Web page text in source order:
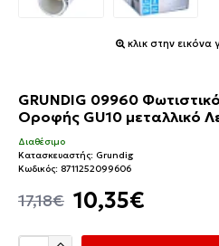
κλικ στην εικόνα
GRUNDIG 09960
Οροφής GU10 μεταλλικό
10,35€
17,18€
Διαθέσιμο
Κατασκευαστής: Grundig
Κωδικός: 8711252099606